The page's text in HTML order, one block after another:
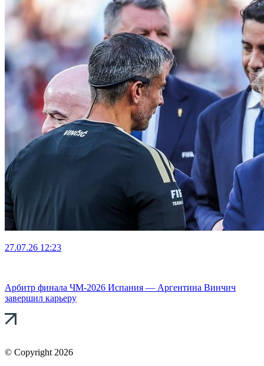
27.07.26 12:23
Арбитр финала ЧМ-2026 Испания — Аргентина Винчич
завершил карьеру
© Copyright 2026